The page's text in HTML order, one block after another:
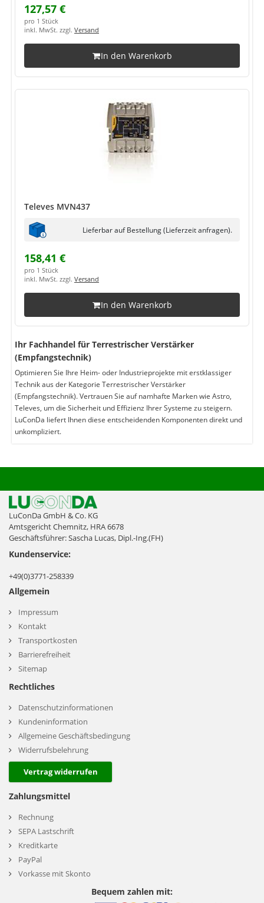
127,57 €
pro 1 Stück
inkl. MwSt. zzgl. Versand
In den Warenkorb
Televes MVN437
Lieferbar auf Bestellung (Lieferzeit anfragen).
158,41 €
pro 1 Stück
inkl. MwSt. zzgl. Versand
In den Warenkorb
Ihr Fachhandel für Terrestrischer Verstärker
(Empfangstechnik)
Optimieren Sie Ihre Heim- oder Industrieprojekte mit erstklassiger
Technik aus der Kategorie Terrestrischer Verstärker
(Empfangstechnik). Vertrauen Sie auf namhafte Marken wie Astro,
Televes, um die Sicherheit und Effizienz Ihrer Systeme zu steigern.
LuConDa liefert Ihnen diese entscheidenden Komponenten direkt und
unkompliziert.
LuConDa GmbH & Co. KG
Amtsgericht Chemnitz, HRA 6678
Geschäftsführer: Sascha Lucas, Dipl.-Ing.(FH)
Kundenservice:
+49(0)3771-258339
Allgemein
Impressum
Kontakt
Transportkosten
Barrierefreiheit
Sitemap
Rechtliches
Datenschutzinformationen
Kundeninformation
Allgemeine Geschäftsbedingung
Widerrufsbelehrung
Vertrag widerrufen
Zahlungsmittel
Rechnung
SEPA Lastschrift
Kreditkarte
PayPal
Vorkasse mit Skonto
Bequem zahlen mit: